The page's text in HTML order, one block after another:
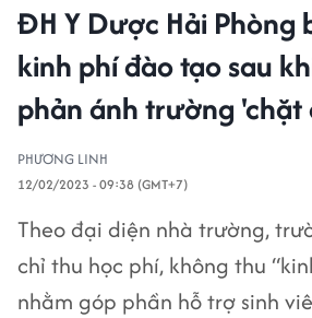
ĐH Y Dược Hải Phòng
kinh phí đào tạo sau
phản ánh trường 'chặt
PHƯƠNG LINH
12/02/2023 - 09:38 (GMT+7)
Theo đại diện nhà trường,
chỉ thu học phí, không thu
nhằm góp phần hỗ trợ sinh